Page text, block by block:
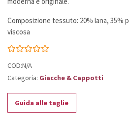
Composizione tessuto: 20% lana, 35%
viscosa
COD:N/A
Categoria: Giacche & Cappotti
Guida alle taglie